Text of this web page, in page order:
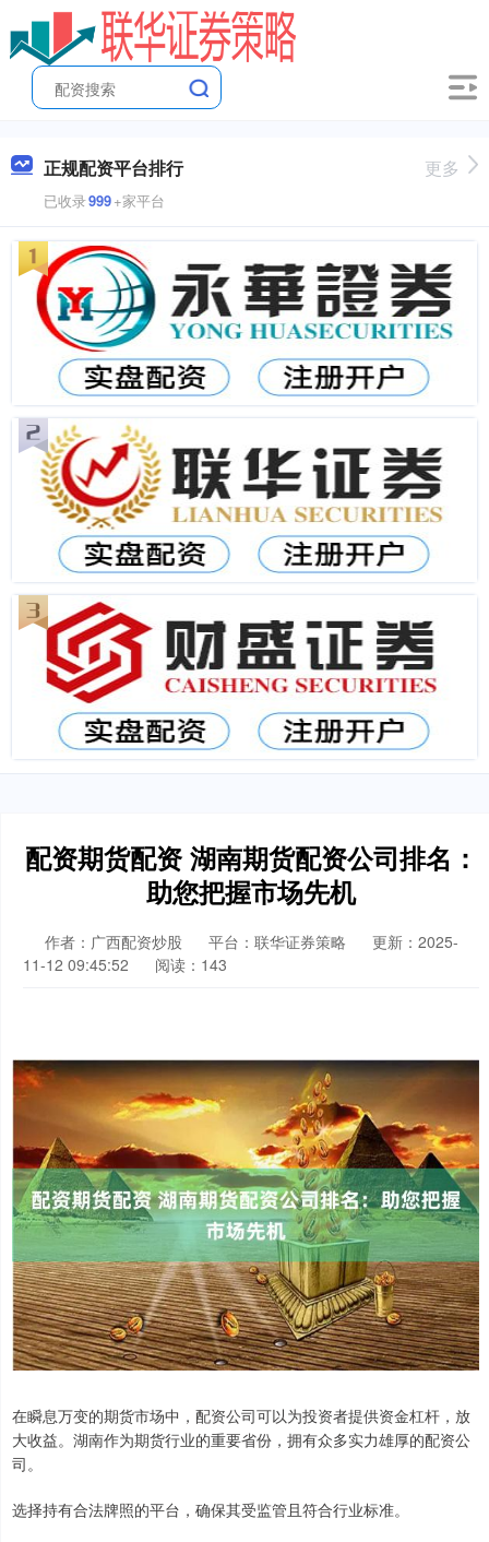
正规配资平台排行
已收录999+家平台
更多
配资期货配资 湖南期货配资公司排名：
助您把握市场先机
作者：广西配资炒股 平台：联华证券策略
更新：2025-
11-12 09:45:52
阅读：143
在瞬息万变的期货市场中，配资公司可以为投资者提供资金杠杆，放
大收益。湖南作为期货行业的重要省份，拥有众多实力雄厚的配资公
司。
选择持有合法牌照的平台，确保其受监管且符合行业标准。